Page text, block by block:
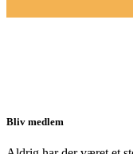
Bliv medlem